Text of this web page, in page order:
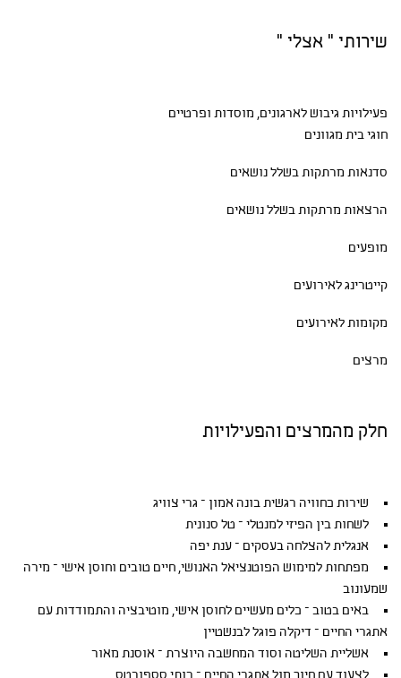
שירותי " אצלי "
פעילויות גיבושלארגונים, מוסדות ופרטיים
חוגי בית מגוונים
סדנאות מרתקות בשלל נושאים
הרצאות מרתקות בשלל נושאים
מופעים
קייטרינג לאירועים
מקומות לאירועים
מרצים
חלק מהמרצים והפעילויות
שירות כחוויה רגשית בונה אמון – גרי צוויג
לשחות בין הפיזי למנטלי – טל סנונית
אנגלית להצלחה בעסקים – ענת יפה
מפתחות למימוש הפוטנציאל האנושי, חיים טובים וחוסן אישי – מירה
שמעונוב
באים בטוב – כלים מעשיים לחוסן אישי, מוטיבציה והתמודדות עם
אתגרי החיים – דיקלה פוגל לבנשטיין
אשליית השליטה וסוד המחשבה היוצרת – אוסנת מאור